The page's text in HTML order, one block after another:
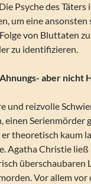
Psyche des
um eine ansonsten
von Bluttaten
zu identifizieren.
aber nicht
und reizvolle
einen Serienmörder
theoretisch kaum
Agatha Christie ließ
überschaubaren
Vor allem vor